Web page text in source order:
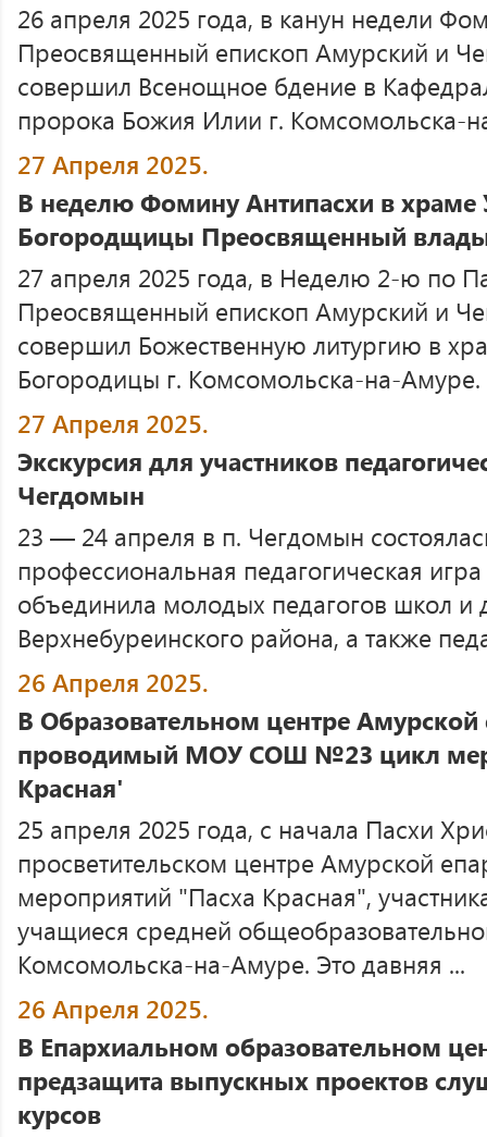
26 апреля 2025 года, в канун недели
Преосвященный епископ Амурский и
совершил Всенощное бдение в
пророка Божия Илии г. Комсомольска-
27 Апреля 2025.
В неделю Фомину Антипасхи в храме
Богородщицы Преосвященный
27 апреля 2025 года, в Неделю 2-ю по
Преосвященный епископ Амурский и
совершил Божественную литургию в
Богородицы г. Комсомольска-на-Амуре.
27 Апреля 2025.
Экскурсия для участников
Чегдомын
23 — 24 апреля в п. Чегдомын
профессиональная педагогическая
объединила молодых педагогов школ и
Верхнебуреинского района, а также
26 Апреля 2025.
В Образовательном центре
проводимый МОУ СОШ №23 цикл
Красная'
25 апреля 2025 года, с начала Пасхи
просветительском центре Амурской
мероприятий "Пасха Красная",
учащиеся средней
Комсомольска-на-Амуре. Это давняя ...
26 Апреля 2025.
В Епархиальном образовательном
предзащита выпускных проектов
курсов